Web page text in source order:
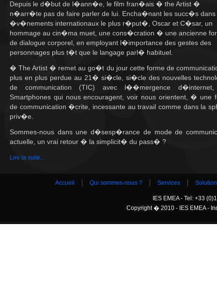
Depuis le d�but de l�ann�e, le film fran�ais � the Artist �
n�arr�te pas de faire parler de lui. Encha�nant les succ�s dans
�v�nements internationaux le plus r�put�, Oscar et C�sar, un
hommage au cin�ma muet, une cons�cration � une ancienne
de dialogue corporel, en employant l�importance des gestes des
personnages plus t�t que le langage parl� habituel.
� The Artist � remet au go�t du jour cette forme de
plus en plus perdue au 21� si�cle, si�cle des nouvelles
de communication (TIC) avec l��mergence
Smartphones qui nous encouragent, voir nous orientent, � une
de communication �crite, incessante au travail comme dans la
priv�e.
Sommes-nous dans une d�sesp�rance de mode de
actuelle, un vrai retour � la simplicit� du pass� ?
Lire la suite...
Accueil Qui sommes-nous ? Services
IES EMEA - Tel: +33
Copyright � 2010 - IES EMEA -